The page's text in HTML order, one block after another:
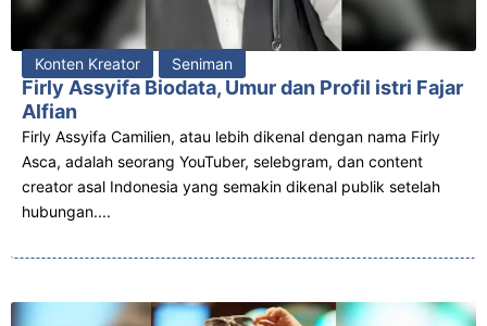
Konten Kreator Seniman
Firly Assyifa Biodata, Umur dan Profil istri Fajar
Alfian
Firly Assyifa Camilien, atau lebih dikenal dengan nama Firly
Asca, adalah seorang YouTuber, selebgram, dan content
creator asal Indonesia yang semakin dikenal publik setelah
hubungan....